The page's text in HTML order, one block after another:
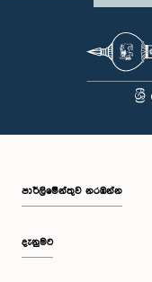
පාර්ලි‌මේන්තුව නරඹන්න
දැනුමට